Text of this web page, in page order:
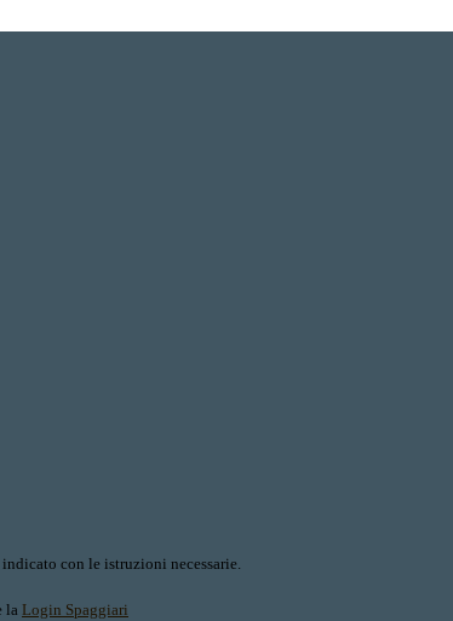
con le istruzioni necessarie.
la Login Spaggiari